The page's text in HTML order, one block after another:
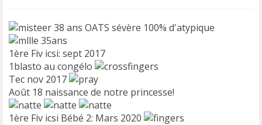
38 ans OATS sévère 100% d'atypique
35ans
1ère Fiv icsi: sept 2017
1blasto au congélo
Tec nov 2017
Août 18 naissance de notre princesse!
1ère Fiv icsi Bébé 2: Mars 2020